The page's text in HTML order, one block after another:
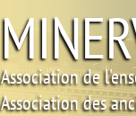
Association de
Association des